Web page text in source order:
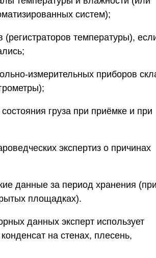
систем);
(регистраторов температуры),
измерительных приборов
груза при приёмке и при
экспертиз о причинах
данные за период хранения (при
площадках).
данных эксперт использует
на стенах, плесень,